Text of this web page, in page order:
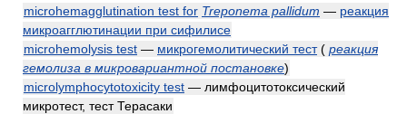
microhemagglutination test for Treponema pallidum — реакция
микроагглютинации при сифилисе
microhemolysis test — микрогемолитический тест ( реакция
гемолиза в микровариантной постановке)
microlymphocytotoxicity test — лимфоцитотоксический
микротест, тест Терасаки